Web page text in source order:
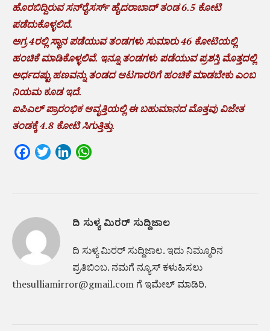
ಹೊರಬಿದ್ದಿರುವ ಸನ್‌ರೈಸರ್ಸ್ ಹೈದರಾಬಾದ್ ತಂಡ 6.5 ಕೋಟಿ
ಪಡೆದುಕೊಳ್ಳಲಿದೆ.
ಅಗ್ರ 4ರಲ್ಲಿ ಸ್ಥಾನ ಪಡೆಯುವ ತಂಡಗಳು ಸುಮಾರು 46 ಕೋಟಿಯಲ್ಲಿ
ಹಂಚಿಕೆ ಮಾಡಿಕೊಳ್ಳಲಿವೆ. ಇನ್ನೂ ತಂಡಗಳು ಪಡೆಯುವ ಪ್ರಶಸ್ತಿ ಮೊತ್ತದಲ್ಲಿ
ಅರ್ಧದಷ್ಟು ಹಣವನ್ನು ತಂಡದ ಆಟಗಾರರಿಗೆ ಹಂಚಿಕೆ ಮಾಡಬೇಕು ಎಂಬ
ನಿಯಮ ಕೂಡ ಇದೆ.
ಐಪಿಎಲ್ ಪ್ರಾರಂಭಿಕ ಆವೃತ್ತಿಯಲ್ಲಿ ಈ ಬಹುಮಾನದ ಮೊತ್ತವು ವಿಜೇತ
ತಂಡಕ್ಕೆ 4.8 ಕೋಟಿ ಸಿಗುತ್ತಿತ್ತು.
FacebookTwitterLinkedIn
ದಿ ಸುಳ್ಯ ಮಿರರ್ ಸುದ್ದಿಜಾಲ
ದಿ ಸುಳ್ಯ ಮಿರರ್‌ ಸುದ್ದಿಜಾಲ. ಇದು ನಿಮ್ಮೂರಿನ
ಪ್ರತಿಬಿಂಬ. ನಮಗೆ ನ್ಯೂಸ್‌ ಕಳುಹಿಸಲು
thesulliamirror@gmail.com ಗೆ ಇಮೇಲ್ ಮಾಡಿರಿ.